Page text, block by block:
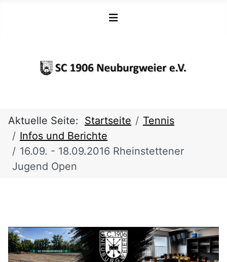
Aktuelle Seite: Startseite
Tennis
Infos und Berichte
16.09. - 18.09.2016 Rheinstettener
Jugend Open